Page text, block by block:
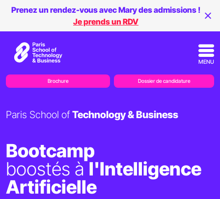
Bootcamp
boostés à l'Intelligence
Artificielle
Paris School ofTechnology & Business
Prenez un rendez-vous avec Mary des admissions !
Je prends un RDV
MENU
Brochure Dossier de candidature